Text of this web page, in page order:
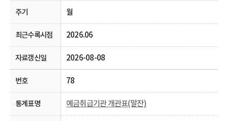
월
2026.06
2026-08-08
78
예금취급기관 개관표(말잔)